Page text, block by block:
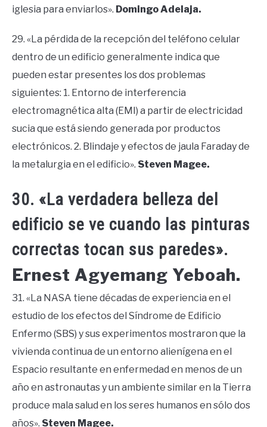
iglesia para enviarlos». Domingo Adelaja.
29. «La pérdida de la recepción del teléfono celular
dentro de un edificio generalmente indica que
pueden estar presentes los dos problemas
siguientes: 1. Entorno de interferencia
electromagnética alta (EMI) a partir de electricidad
sucia que está siendo generada por productos
electrónicos. 2. Blindaje y efectos de jaula Faraday de
la metalurgia en el edificio». Steven Magee.
30. «La verdadera belleza del
edificio se ve cuando las pinturas
correctas tocan sus paredes».
Ernest Agyemang Yeboah.
31. «La NASA tiene décadas de experiencia en el
estudio de los efectos del Síndrome de Edificio
Enfermo (SBS) y sus experimentos mostraron que la
vivienda continua de un entorno alienígena en el
Espacio resultante en enfermedad en menos de un
año en astronautas y un ambiente similar en la Tierra
produce mala salud en los seres humanos en sólo dos
años». Steven Magee.